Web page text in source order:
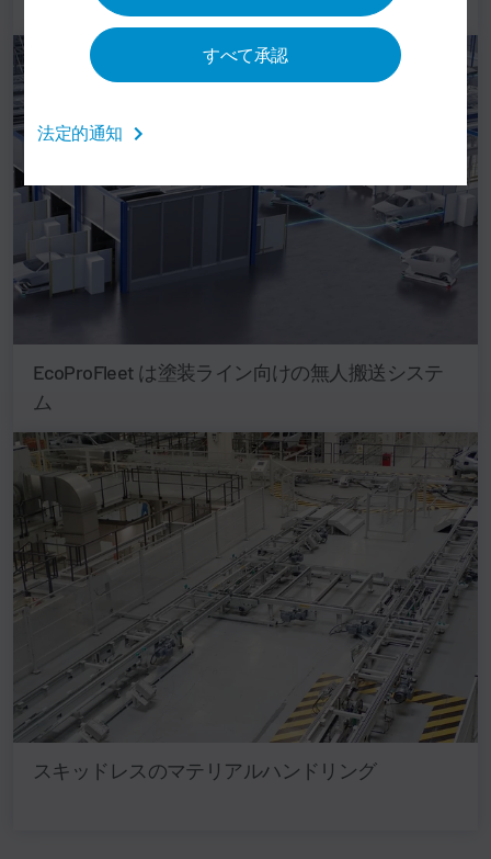
すべて承認
法定的通知
EcoProFleet は塗装ライン向けの無人搬送システ
ム
スキッドレスのマテリアルハンドリング